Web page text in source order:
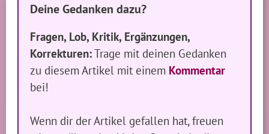
Deine Gedanken dazu?
Fragen, Lob, Kritik, Ergänzungen,
Korrekturen:Trage mit deinen Gedanken
zu diesem Artikel mit einem Kommentar
bei!
Wenn dir der Artikel gefallen hat, freuen